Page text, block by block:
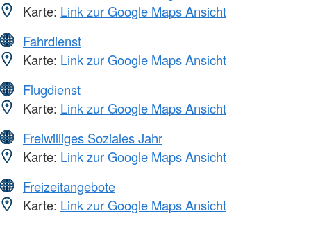
Karte: Link zur Google Maps Ansicht
Fahrdienst
Karte: Link zur Google Maps Ansicht
Flugdienst
Karte: Link zur Google Maps Ansicht
Freiwilliges Soziales Jahr
Karte: Link zur Google Maps Ansicht
Freizeitangebote
Karte: Link zur Google Maps Ansicht